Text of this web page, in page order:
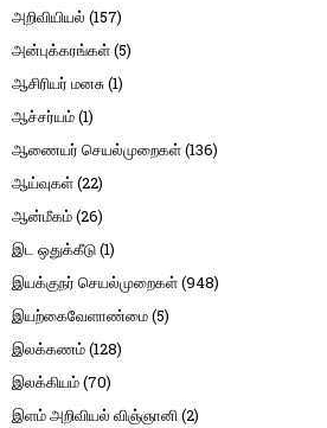
அறிவியியல் (157)
அன்புக்கரங்கள்(5)
ஆசிரியர் மனசு(1)
ஆச்சர்யம்(1)
ஆணையர் செயல்முறைகள்(136)
ஆய்வுகள்(22)
ஆன்மீகம்(26)
இட ஒதுக்கீடு(1)
இயக்குநர் செயல்முறைகள்(948)
இயற்கைவேளாண்மை(5)
இலக்கணம்(128)
இலக்கியம்(70)
இளம் அறிவியல் விஞ்ஞானி(2)